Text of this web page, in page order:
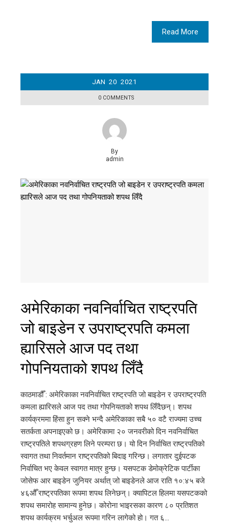
Read More
JAN 20 2021
0 COMMENTS
By
admin
अमेरिकाका नवनिर्वाचित राष्ट्रपति
जो बाइडेन र उपराष्ट्रपति कमला
ह्यारिसले आज पद तथा
गोपनियताको शपथ लिँदै
काठमाडौँ : अमेरिकाका नवनिर्वाचित राष्ट्रपति जो बाइडेन र उपराष्ट्रपति
कमला ह्यारिसले आज पद तथा गोपनियताको शपथ लिँदैछन्। शपथ
कार्यक्रममा हिंसा हुन सक्ने भन्दै अमेरिकाका सबै ५० वटै राज्यमा उच्च
सतर्कता अपनाइएको छ। अमेरिकामा २० जनवरीको दिन नवनिर्वाचित
राष्ट्रपतिले शपथग्रहण लिने परम्परा छ। यो दिन निर्वाचित राष्ट्रपतिको
स्वागत तथा निवर्तमान राष्ट्रपतिको बिदाइ गरिन्छ। लगातार दुईपटक
निर्वाचित भए केवल स्वागत मात्र हुन्छ। यसपटक डेमोक्रेटिक पार्टीका
जोसेफ आर बाइडेन जुनियर अर्थात् जो बाइडेनले आज राति १०:४५ बजे
४६औँ राष्ट्रपतिका रूपमा शपथ लिनेछन्। क्यापिटल हिलमा यसपटकको
शपथ समारोह सामान्य हुनेछ। कोरोना भाइरसका कारण ८० प्रतिशत
शपथ कार्यक्रम भर्चुअल रूपमा गरिन लागेको हो। गत ६…